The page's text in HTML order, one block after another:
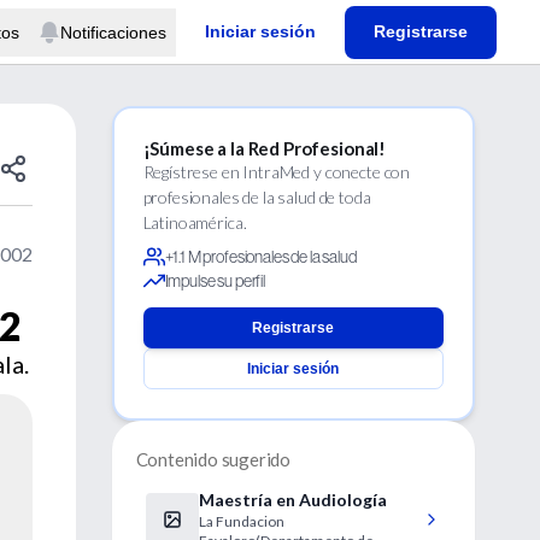
Notificaciones Iniciar sesión Registrarse
¡Súmese a la Red Profesional!
Regístrese en IntraMed y conecte con
profesionales de la salud de toda
Latinoamérica.
+1.1 M profesionales de la salud
Impulse su perfil
Registrarse
Iniciar sesión
Contenido sugerido
Maestría en Audiología
La Fundacion